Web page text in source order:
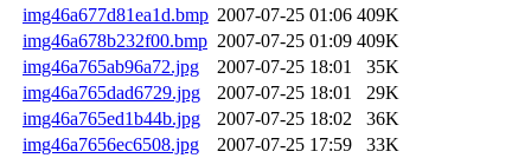
img46a677d81ea1d.bmp 2007-07-25 01:06 409K
img46a678b232f00.bmp 2007-07-25 01:09 409K
img46a765ab96a72.jpg
2007-07-25 18:01
35K
img46a765dad6729.jpg
2007-07-25 18:01
29K
img46a765ed1b44b.jpg
2007-07-25 18:02
36K
img46a7656ec6508.jpg
2007-07-25 17:59
33K